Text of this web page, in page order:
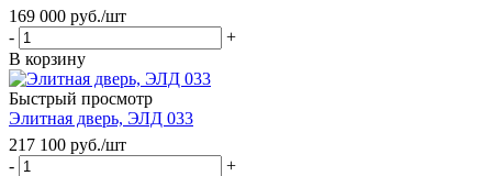
169 000 руб./шт
-
+
В корзину
Быстрый просмотр
Элитная дверь, ЭЛД 033
217 100 руб./шт
-
+